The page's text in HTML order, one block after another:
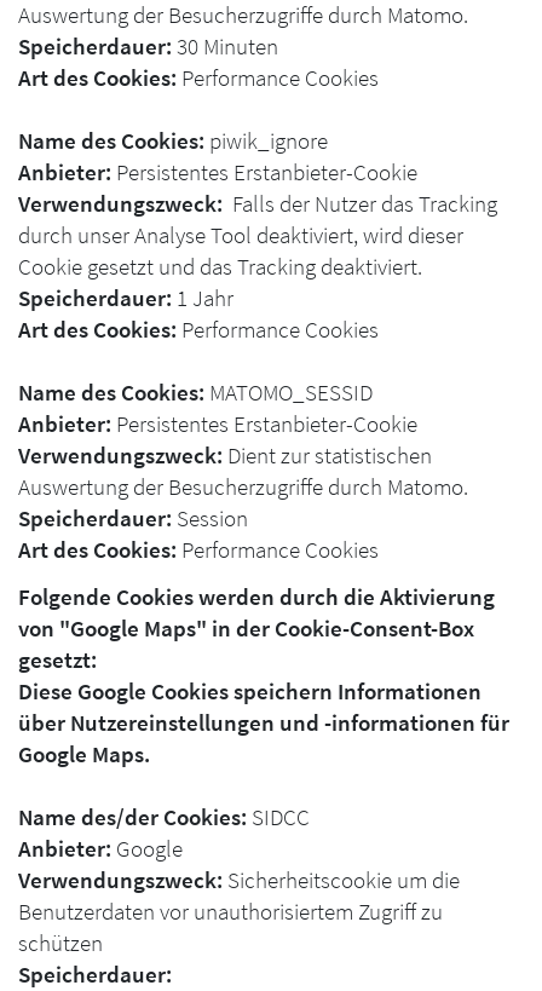
Auswertung der Besucherzugriffe durch Matomo.
Speicherdauer: 30 Minuten
Art des Cookies: Performance Cookies
Name des Cookies: piwik_ignore
Anbieter: Persistentes Erstanbieter-Cookie
Verwendungszweck: Falls der Nutzer das Tracking
durch unser Analyse Tool deaktiviert, wird dieser
Cookie gesetzt und das Tracking deaktiviert.
Speicherdauer: 1 Jahr
Art des Cookies: Performance Cookies
Name des Cookies: MATOMO_SESSID
Anbieter: Persistentes Erstanbieter-Cookie
Verwendungszweck: Dient zur statistischen
Auswertung der Besucherzugriffe durch Matomo.
Speicherdauer: Session
Art des Cookies: Performance Cookies
Folgende Cookies werden durch die Aktivierung
von "Google Maps" in der Cookie-Consent-Box
gesetzt:
Diese Google Cookies speichern Informationen
über Nutzereinstellungen und -informationen für
Google Maps.
Name des/der Cookies: SIDCC
Anbieter: Google
Verwendungszweck: Sicherheitscookie um die
Benutzerdaten vor unauthorisiertem Zugriff zu
schützen
Speicherdauer: